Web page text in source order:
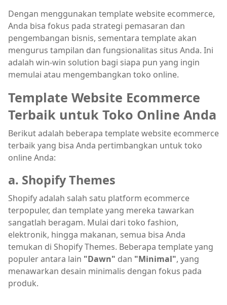
Dengan menggunakan template website ecommerce,
Anda bisa fokus pada strategi pemasaran dan
pengembangan bisnis, sementara template akan
mengurus tampilan dan fungsionalitas situs Anda. Ini
adalah win-win solution bagi siapa pun yang ingin
memulai atau mengembangkan toko online.
Template Website Ecommerce
Terbaik untuk Toko Online Anda
Berikut adalah beberapa template website ecommerce
terbaik yang bisa Anda pertimbangkan untuk toko
online Anda:
a. Shopify Themes
Shopify adalah salah satu platform ecommerce
terpopuler, dan template yang mereka tawarkan
sangatlah beragam. Mulai dari toko fashion,
elektronik, hingga makanan, semua bisa Anda
temukan di Shopify Themes. Beberapa template yang
populer antara lain "Dawn" dan "Minimal", yang
menawarkan desain minimalis dengan fokus pada
produk.